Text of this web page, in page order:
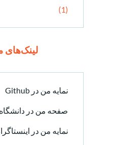
(1)
لینک‌های
نمایه من در Github
صفحه من در
نمایه من در